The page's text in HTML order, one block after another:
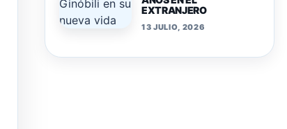
EXTRANJERO
13 JULIO, 2026